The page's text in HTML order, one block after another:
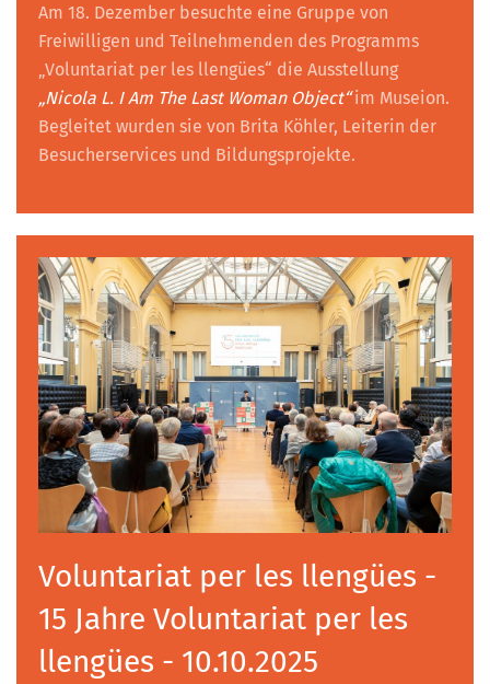
Am 18. Dezember besuchte eine Gruppe von
Freiwilligen und Teilnehmenden des Programms
„Voluntariat per les llengües“ die Ausstellung
„Nicola L. I Am The Last Woman Object“im Museion.
Begleitet wurden sie von Brita Köhler, Leiterin der
Besucherservices und Bildungsprojekte.
Voluntariat per les llengües -
15 Jahre Voluntariat per les
llengües - 10.10.2025